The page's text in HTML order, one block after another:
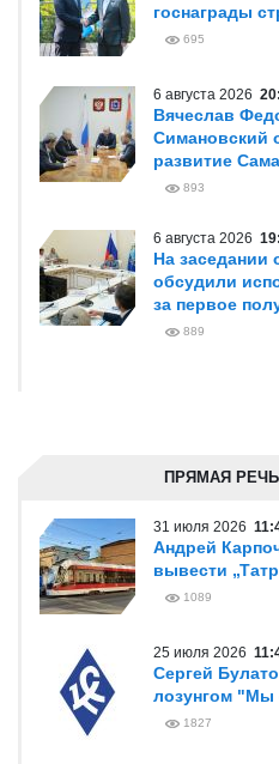
госнаграды
695
6 августа 2026
Вячеслав
Симановский
развитие
893
6 августа 2026
На заседании
обсудили
за первое
889
ПРЯМАЯ
31 июля 2026
Андрей
вывести
1089
25 июля 2026
Сергей
лозунгом "Мы
1827